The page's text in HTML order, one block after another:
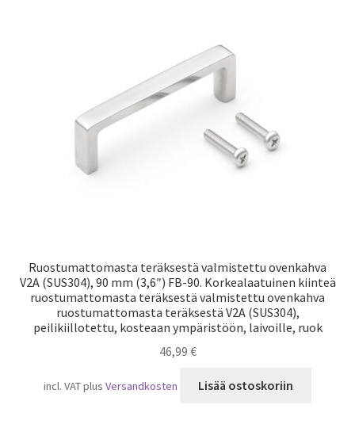
Ruostumattomasta teräksestä valmistettu ovenkahva
V2A (SUS304), 90 mm (3,6″) FB-90. Korkealaatuinen kiinteä
ruostumattomasta teräksestä valmistettu ovenkahva
ruostumattomasta teräksestä V2A (SUS304),
peilikiillotettu, kosteaan ympäristöön, laivoille, ruok
46,99 €
incl. VATplusVersandkosten Lisää ostoskoriin